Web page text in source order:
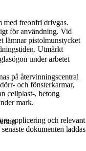
under arbetet
på återvinningscentral
med freonfri drivgas.
för användning. Vid
lämnar pistolmunstycket
Utmärkt
och fönsterkarmar,
cellplast-, betong
mark.
applicering och relevant
dokumenten laddas